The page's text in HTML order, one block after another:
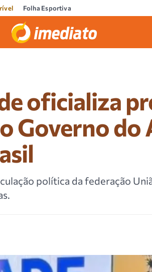
Folha Esportiva
oficializa
Governo do
política da federação